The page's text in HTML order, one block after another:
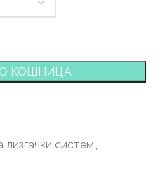
КОШНИЦА
лизгачки систем,